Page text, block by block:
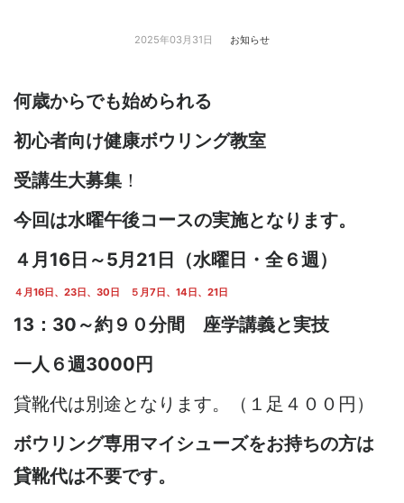
2025年03月31日 お知らせ
何歳からでも始められる
初心者向け健康ボウリング教室
受講生大募集 ！
今回は水曜午後コースの実施となります。
４月16日～5月21日（水曜日・全６週）
４月16日、23日、30日 ５月7日、14日、21日
13：30～約９０分間 座学講義と実技
一人６週3000円
貸靴代は別途となります。（１足４００円）
ボウリング専用マイシューズをお持ちの方は
貸靴代は不要です。